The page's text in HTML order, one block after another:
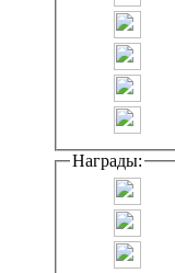
Награды: